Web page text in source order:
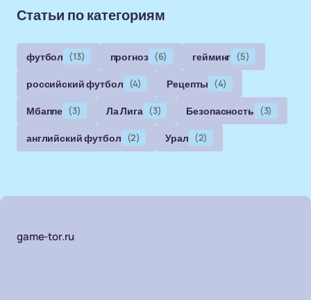
Статьи по категориям
футбол (13) прогноз (6) гейминг (5)
российский футбол (4) Рецепты (4)
Мбаппе (3) Ла Лига (3) Безопасность (3)
английский футбол (2) Урал (2)
game-tor.ru